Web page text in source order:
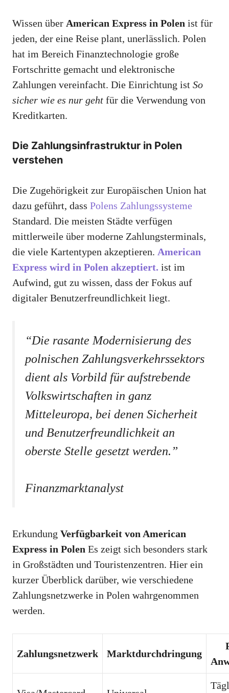
Wissen über American Express in Polen ist für
jeden, der eine Reise plant, unerlässlich. Polen
hat im Bereich Finanztechnologie große
Fortschritte gemacht und elektronische
Zahlungen vereinfacht. Die Einrichtung ist So
sicher wie es nur geht für die Verwendung von
Kreditkarten.
Die Zahlungsinfrastruktur in Polen
verstehen
Die Zugehörigkeit zur Europäischen Union hat
dazu geführt, dass Polens Zahlungssysteme
Standard. Die meisten Städte verfügen
mittlerweile über moderne Zahlungsterminals,
die viele Kartentypen akzeptieren. American
Express wird in Polen akzeptiert. ist im
Aufwind, gut zu wissen, dass der Fokus auf
digitaler Benutzerfreundlichkeit liegt.
“Die rasante Modernisierung des
polnischen Zahlungsverkehrssektors
dient als Vorbild für aufstrebende
Volkswirtschaften in ganz
Mitteleuropa, bei denen Sicherheit
und Benutzerfreundlichkeit an
oberste Stelle gesetzt werden.”
Finanzmarktanalyst
Erkundung Verfügbarkeit von American
Express in Polen Es zeigt sich besonders stark
in Großstädten und Touristenzentren. Hier ein
kurzer Überblick darüber, wie verschiedene
Zahlungsnetzwerke in Polen wahrgenommen
werden.
Zahlungsnetzwerk Marktdurchdringung